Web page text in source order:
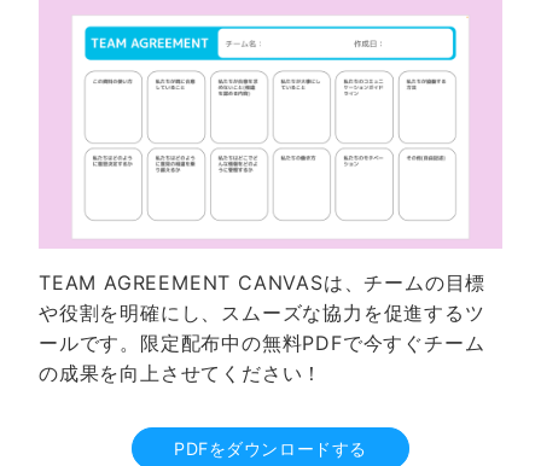
TEAM AGREEMENT CANVASは、チームの目標
や役割を明確にし、スムーズな協力を促進するツ
ールです。限定配布中の無料PDFで今すぐチーム
の成果を向上させてください！
PDFをダウンロードする